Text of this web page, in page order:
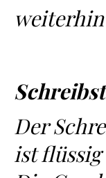
Der
ist